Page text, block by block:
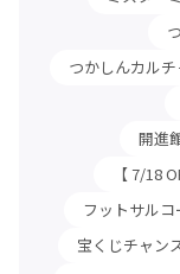
つかしんカル
開進
【 7/18
フットサル
宝くじチャン